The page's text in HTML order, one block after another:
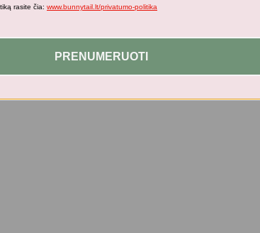
rasite čia: www.bunnytail.lt/privatumo-politika
PRENUMERUOTI